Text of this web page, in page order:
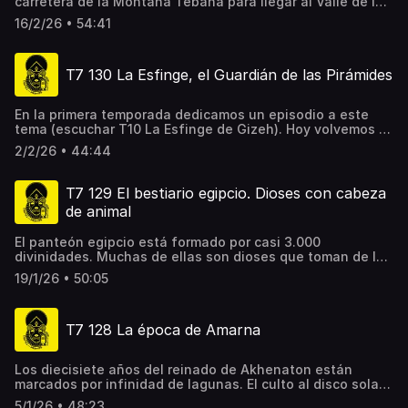
Reyes. Allí descubrimos todas las novedades que se han
producido en los últimos años en esta necrópolis y
visitadas, la del faraón Tutmosis IV, el mismo que dejó
constancia de su aventura a los pies de la Esfinge en una
estela que hoy vemos entre las patas de este animal en
16/2/26 • 54:41
T7 130 La Esfinge, el Guardián de las Pirámides
En la primera temporada dedicamos un episodio a este
tema (escuchar T10 La Esfinge de Gizeh). Hoy volvemos a
la meseta de las pirámides para abordar tres grandes
problemas relacionados con este monumento: su
Los hallazgos publicados en los últimos años hacen poner
en duda muchos de los argumentos que estaban
consolidados en relación al Guardián de las Pirámides.
2/2/26 • 44:44
T7 129 El bestiario egipcio. Dioses con cabeza
de animal
El panteón egipcio está formado por casi 3.000
divinidades. Muchas de ellas son dioses que toman de la
naturaleza los rasgos de varios animales como halcones,
babuinos, cocodrilos, chacales, etc. ¿Cuál es la razón por
está su misterioso origen?
19/1/26 • 50:05
T7 128 La época de Amarna
Los diecisiete años del reinado de Akhenaton están
marcados por infinidad de lagunas. El culto al disco solar
de Atón, la figura de la misteriosa Nefertiti, la evolución